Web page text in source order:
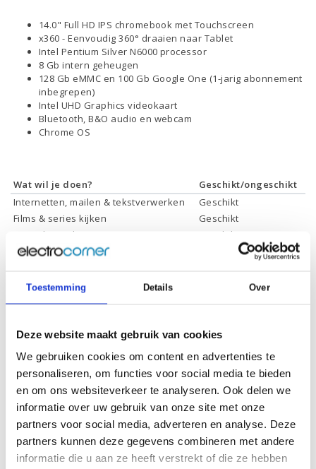
Toestemming Details Over
Deze website maakt gebruik van cookies
We gebruiken cookies om content en advertenties te
personaliseren, om functies voor social media te bieden
en om ons websiteverkeer te analyseren. Ook delen we
informatie over uw gebruik van onze site met onze
partners voor social media, adverteren en analyse. Deze
partners kunnen deze gegevens combineren met andere
informatie die u aan ze heeft verstrekt of die ze hebben
14.0" Full HD IPS chromebook met Touchscreen
x360 - Eenvoudig 360° draaien naar Tablet
Intel Pentium Silver N6000 processor
8 Gb intern geheugen
128 Gb eMMC en 100 Gb Google One (1-jarig abonnement
inbegrepen)
Intel UHD Graphics videokaart
Bluetooth, B&O audio en webcam
Chrome OS
Wat wil je doen?
Geschikt/ongeschikt
Internetten, mailen & tekstverwerken
Geschikt
Films & series kijken
Geschikt
Foto's bewerken
Geschikt
Video's bewerken
Ongeschikt
Specificaties
Schermdiagonaal:
14.0 inch (35,6 cm)
Scherm resolutie:
1920 x 1080 (Full HD)
Scherm reflectie:
Niet ontspiegeld
Ja (eenvoudig 360° draaien